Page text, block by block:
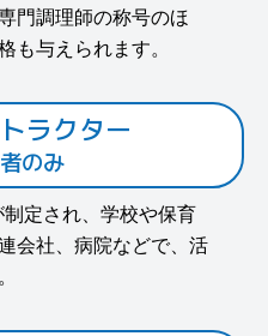
門調理師の称号のほ
も与えられます。
ラクター
のみ
定され、学校や保育
会社、病院などで、活